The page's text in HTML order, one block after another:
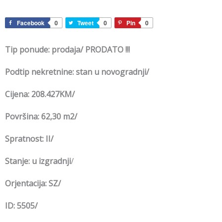
Facebook 0 Tweet 0 Pin 0
Tip ponude: prodaja/ PRODATO !!!
Podtip nekretnine: stan u novogradnji/
Cijena: 208.427KM/
Površina: 62,30 m2/
Spratnost: II/
Stanje: u izgradnji/
Orjentacija:SZ/
ID: 5505/